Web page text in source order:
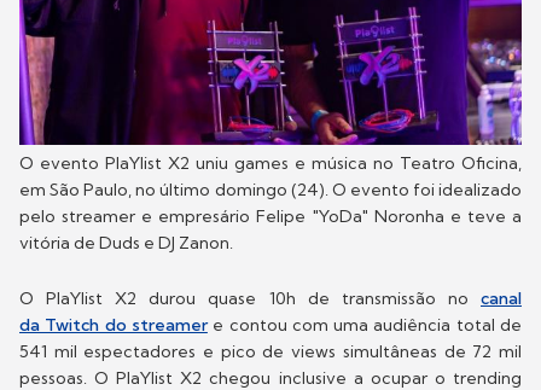
O evento PlaYlist X2 uniu games e música no Teatro Oficina,
em São Paulo, no último domingo (24). O evento foi idealizado
pelo streamer e empresário Felipe "YoDa" Noronha e teve a
vitória de Duds e DJ Zanon.
O PlaYlist X2 durou quase 10h de transmissão no canal
da Twitch do streamere contou com uma audiência total de
541 mil espectadores e pico de views simultâneas de 72 mil
pessoas. O PlaYlist X2 chegou inclusive a ocupar o trending